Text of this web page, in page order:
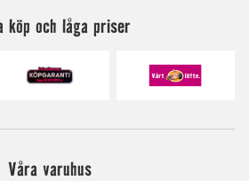
köp och låga priser
Våra varuhus